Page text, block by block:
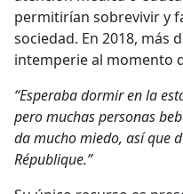
permitirían sobrevivir y
sociedad. En 2018, más
intemperie al momento
“Esperaba dormir en la
pero muchas personas
da mucho miedo, así que
République.”